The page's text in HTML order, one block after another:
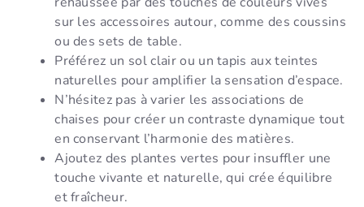
sur les accessoires autour, comme des coussins
ou des sets de table.
Préférez un sol clair ou un tapis aux teintes
naturelles pour amplifier la sensation d’espace.
N’hésitez pas à varier les associations de
chaises pour créer un contraste dynamique tout
en conservant l’harmonie des matières.
Ajoutez des plantes vertes pour insuffler une
touche vivante et naturelle, qui crée équilibre
et fraîcheur.